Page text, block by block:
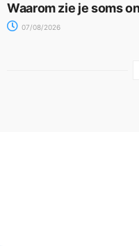
Waarom zie je soms
07/08/2026